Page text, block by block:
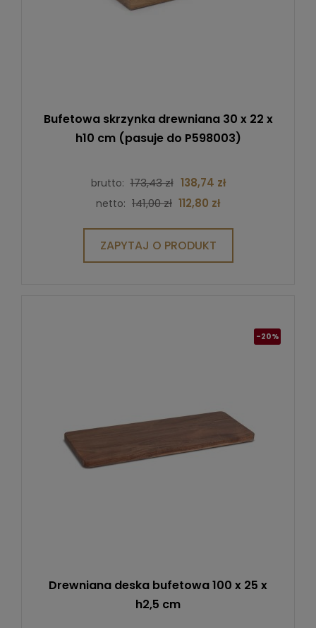
Bufetowa skrzynka drewniana 30 x 22 x
h10 cm (pasuje do P598003)
brutto: 173,43 zł 138,74 zł
netto: 141,00 zł 112,80 zł
ZAPYTAJ O PRODUKT
-20%
Drewniana deska bufetowa 100 x 25 x
h2,5 cm